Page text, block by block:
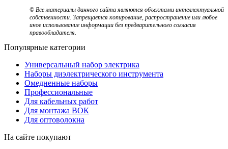
© Все материалы данного сайта являются объектами интеллектуальной
собственности. Запрещается копирование, распространение или любое
иное использование информации без предварительного согласия
правообладателя.
Популярные категории
Универсальный набор электрика
Наборы диэлектрического инструмента
Омедненные наборы
Профессиональные
Для кабельных работ
Для монтажа ВОК
Для оптоволокна
На сайте покупают